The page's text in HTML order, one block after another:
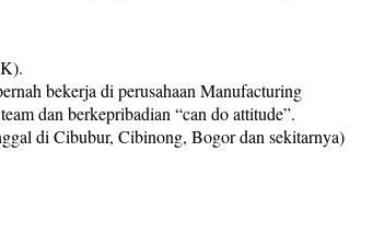
bekerja di perusahaan Manufacturing
dan berkepribadian “can do attitude”.
di Cibubur, Cibinong, Bogor dan sekitarnya)